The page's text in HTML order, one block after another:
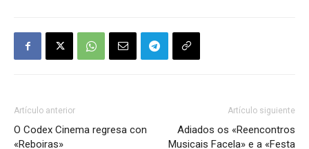
Artículo anterior
O Codex Cinema regresa con
«Reboiras»
Artículo siguiente
Adiados os «Reencontros
Musicais Facela» e a «Festa